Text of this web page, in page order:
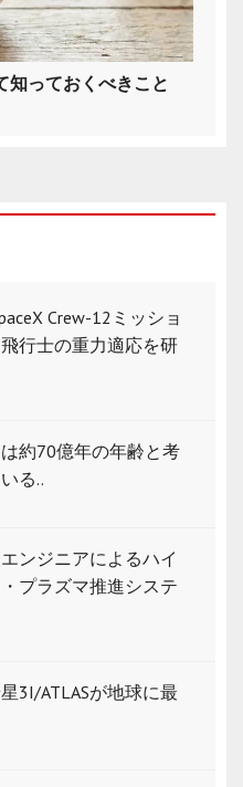
知っておくべきこと
Crew-12ミッショ
行士の重力適応を研
は約70億年の年齢と考
る..
ンジニアによるハイ
プラズマ推進システ
3I/ATLASが地球に最